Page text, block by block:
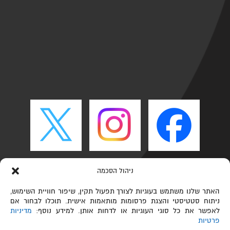
ניהול הסכמה
האתר שלנו משתמש בעוגיות לצורך תפעול תקין, שיפור חוויית השימוש,
ניתוח סטטיסטי והצגת פרסומות מותאמות אישית. תוכלו לבחור אם
לאפשר את כל סוגי העוגיות או לדחות אותן. למידע נוסף: מדיניות
פרטיות